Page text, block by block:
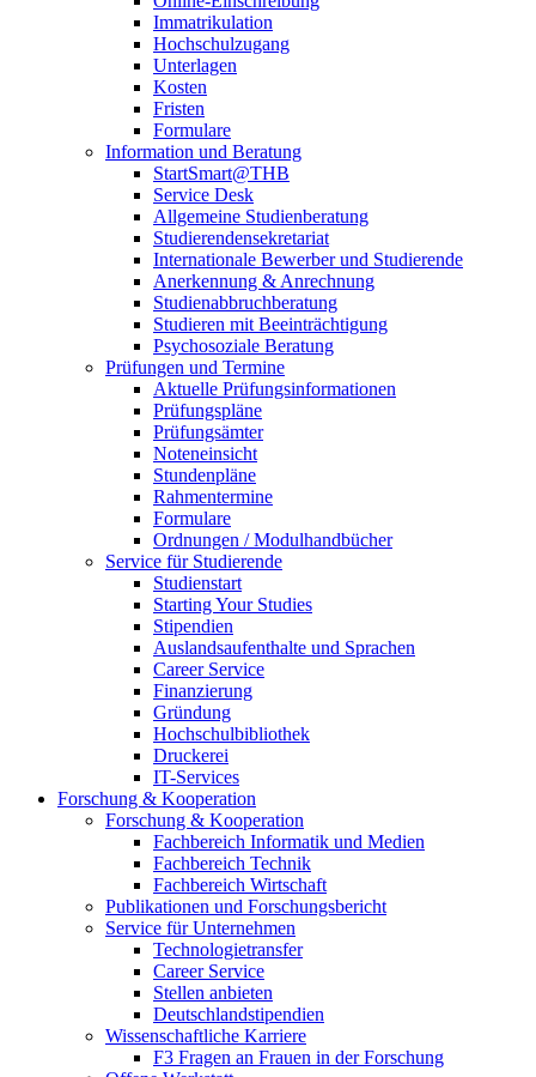
Immatrikulation
Hochschulzugang
Unterlagen
Kosten
Fristen
Formulare
Information und Beratung
StartSmart@THB
Service Desk
Allgemeine Studienberatung
Studierendensekretariat
Internationale Bewerber und Studierende
Anerkennung & Anrechnung
Studienabbruchberatung
Studieren mit Beeinträchtigung
Psychosoziale Beratung
Prüfungen und Termine
Aktuelle Prüfungsinformationen
Prüfungspläne
Prüfungsämter
Noteneinsicht
Stundenpläne
Rahmentermine
Formulare
Ordnungen / Modulhandbücher
Service für Studierende
Studienstart
Starting Your Studies
Stipendien
Auslandsaufenthalte und Sprachen
Career Service
Finanzierung
Gründung
Hochschulbibliothek
Druckerei
IT-Services
Forschung & Kooperation
Forschung & Kooperation
Fachbereich Informatik und Medien
Fachbereich Technik
Fachbereich Wirtschaft
Publikationen und Forschungsbericht
Service für Unternehmen
Technologietransfer
Career Service
Stellen anbieten
Deutschlandstipendien
Wissenschaftliche Karriere
F3 Fragen an Frauen in der Forschung